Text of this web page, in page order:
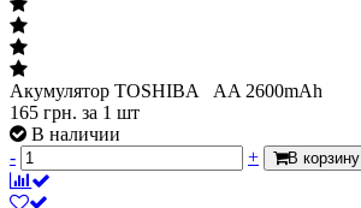
Акумулятор TOSHIBA AA 2600mAh
165 грн. за 1 шт
В наличии
-
+ В корзину